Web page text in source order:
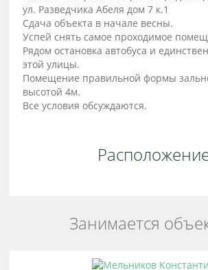
ул. Разведчика Абеля дом 7 к.1
Сдача объекта в начале весны.
Успей снять самое проходимое
Рядом остановка автобуса и
этой улицы.
Помещение правильной формы
высотой 4м.
Все условия обсуждаются.
Занимается